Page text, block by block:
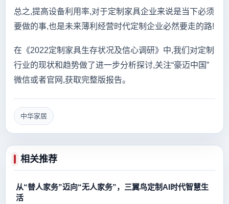
总之,提高设备利用率,对于定制家具企业来说是当下必须
要做的事,也是未来薄利经营时代定制企业必然要走的路!
在《2022定制家具生存状况及信心调研》中,我们对定制
行业的现状和趋势做了进一步分析探讨,关注“豪迈中国”
微信或者官网,获取完整版报告。
中华家居
相关推荐
从“替人家务”迈向“无人家务”，三翼鸟定制AI时代智慧生
活